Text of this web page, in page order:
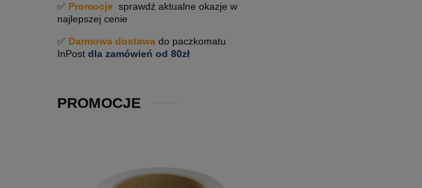
✅ Promocje sprawdź aktualne okazje w
najlepszej cenie
✅ Darmowa dostawa do paczkomatu
InPost dla zamówień od 80zł
PROMOCJE